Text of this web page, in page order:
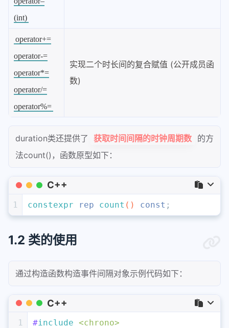
(int)
operator+=
operator-=
operator*=
operator/=
operator%=
实现二个时长间的复合赋值 (公开成员函
数)
duration类还提供了 获取时间间隔的时钟周期数
的方
法count()，函数原型如下：
C++
1 constexpr rep count () const ;
1.2 类的使用
通过构造函数构造事件间隔对象示例代码如下：
C++
1
#include <chrono>